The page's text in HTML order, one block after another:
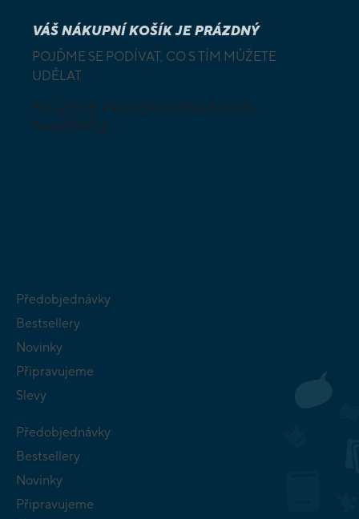
VÁŠ NÁKUPNÍ KOŠÍK JE PRÁZDNÝ
POJĎME SE PODÍVAT, CO S TÍM MŮŽETE
UDĚLAT
MŮŽETE PROZKOUMAT NAŠI
NABÍDKU
Předobjednávky
Bestsellery
Novinky
Připravujeme
Slevy
Předobjednávky
Bestsellery
Novinky
Připravujeme